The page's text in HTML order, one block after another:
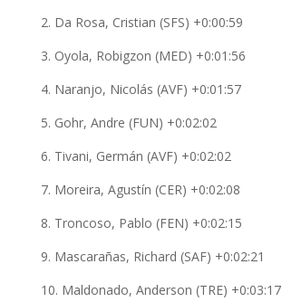
2. Da Rosa, Cristian (SFS) +0:00:59
3. Oyola, Robigzon (MED) +0:01:56
4. Naranjo, Nicolás (AVF) +0:01:57
5. Gohr, Andre (FUN) +0:02:02
6. Tivani, Germán (AVF) +0:02:02
7. Moreira, Agustín (CER) +0:02:08
8. Troncoso, Pablo (FEN) +0:02:15
9. Mascarañas, Richard (SAF) +0:02:21
10. Maldonado, Anderson (TRE) +0:03:17